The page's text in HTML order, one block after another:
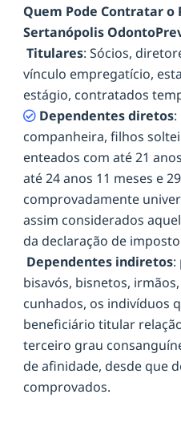
Quem Pode Contratar
Sertanópolis
Titulares: Sócios,
vínculo empregatício,
estágio, contratados
Dependentes diretos
companheira, filhos
enteados com até 21
até 24 anos 11 meses e
comprovadamente
assim considerados
da declaração de
Dependentes indiretos:
bisavós, bisnetos,
cunhados, os indivíduos
beneficiário titular
terceiro grau
de afinidade, desde que
comprovados.